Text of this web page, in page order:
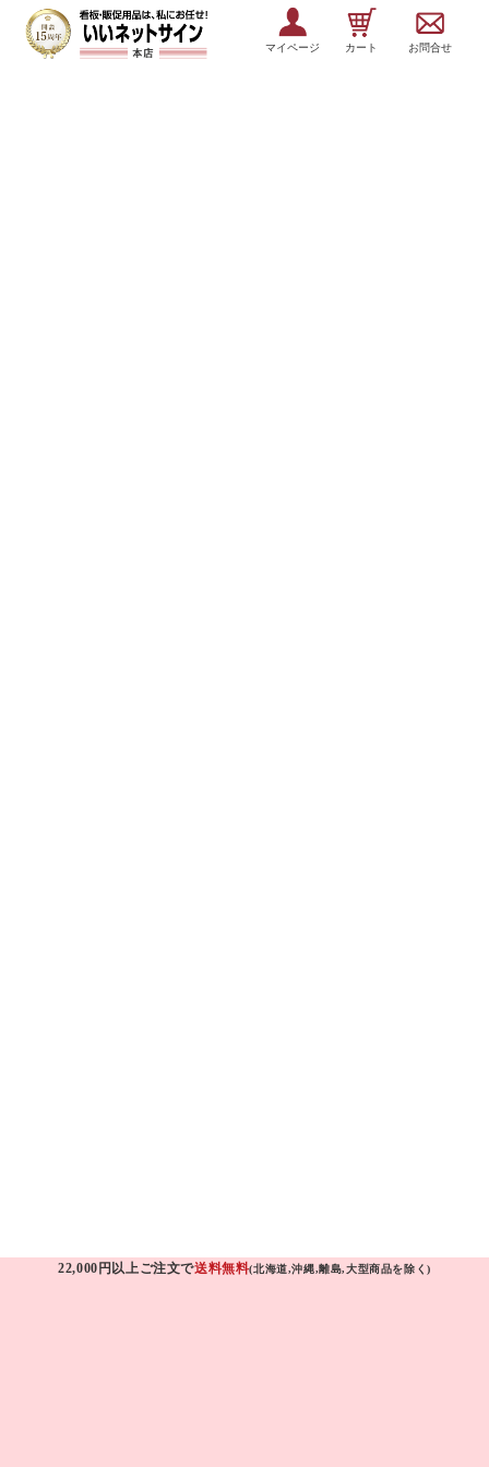
マイページ カート お問合せ
22,000円以上ご注文で送料無料(北海道,沖縄,離島,大型商品を除く)